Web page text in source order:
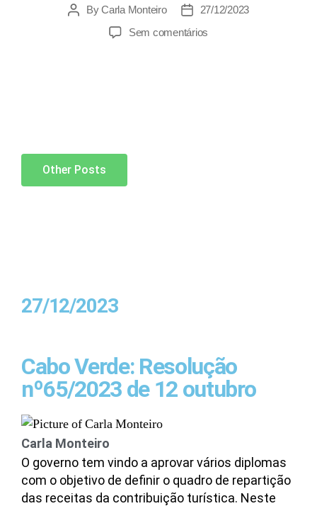
ByCarla Monteiro
27/12/2023
Sem comentários
Other Posts
27/12/2023
Cabo Verde: Resolução
nº65/2023 de 12 outubro
Carla Monteiro
O governo tem vindo a aprovar vários diplomas
com o objetivo de definir o quadro de repartição
das receitas da contribuição turística. Neste